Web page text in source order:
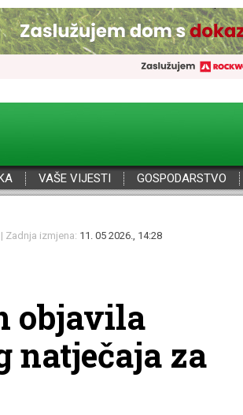
VAŠE VIJESTI GOSPODARSTVO
| Zadnja izmjena: 11. 05 2026., 14:28
objavila
natječaja za